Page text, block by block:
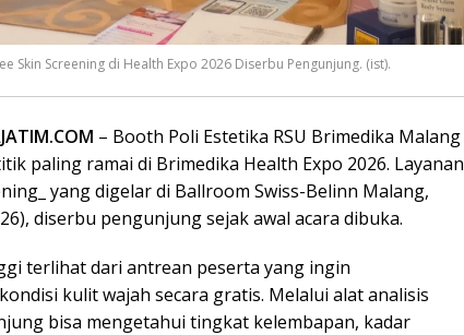
Skin Screening di Health Expo 2026 Diserbu Pengunjung. (ist).
– Booth Poli Estetika RSU Brimedika Malang
paling ramai di Brimedika Health Expo 2026. Layanan
yang digelar di Ballroom Swiss-Belinn Malang,
diserbu pengunjung sejak awal acara dibuka.
terlihat dari antrean peserta yang ingin
kulit wajah secara gratis. Melalui alat analisis
bisa mengetahui tingkat kelembapan, kadar